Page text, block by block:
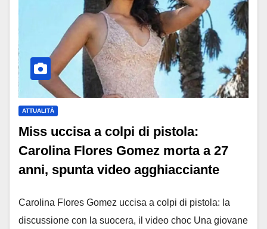
ATTUALITÀ
Miss uccisa a colpi di pistola:
Carolina Flores Gomez morta a 27
anni, spunta video agghiacciante
Carolina Flores Gomez uccisa a colpi di pistola: la
discussione con la suocera, il video choc Una giovane